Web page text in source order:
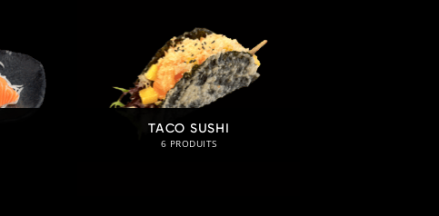
TACO SUSHI
6 PRODUITS